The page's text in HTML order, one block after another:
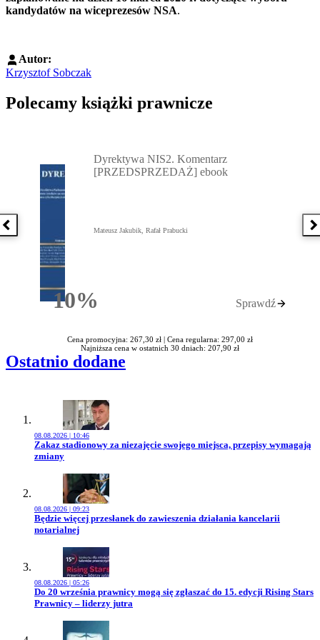
kandydatów na wiceprezesów NSA.
Autor:
Krzysztof Sobczak
Polecamy książki prawnicze
Poprzednia książka
10%Rabatu
Dyrektywa NIS2. Komentarz
[PRZEDSPRZEDAŻ] ebook
Mateusz Jakubik, Rafał Prabucki
Sprawdź
Cena promocyjna: 267,30 zł | Cena regularna: 297,00 zł
Najniższa cena w ostatnich 30 dniach: 207,90 zł
Ostatnio dodane
08.08.2026 | 10:46
Przejdź do artykułu:
Zakaz stadionowy za niezajęcie swojego miejsca, przepisy wymagają
zmiany
08.08.2026 | 09:23
Przejdź do artykułu:
Będzie więcej przesłanek do zawieszenia działania kancelarii
notarialnej
08.08.2026 | 05:26
Przejdź do artykułu:
Do 20 września prawnicy mogą się zgłaszać do 15. edycji Rising Stars
Prawnicy – liderzy jutra